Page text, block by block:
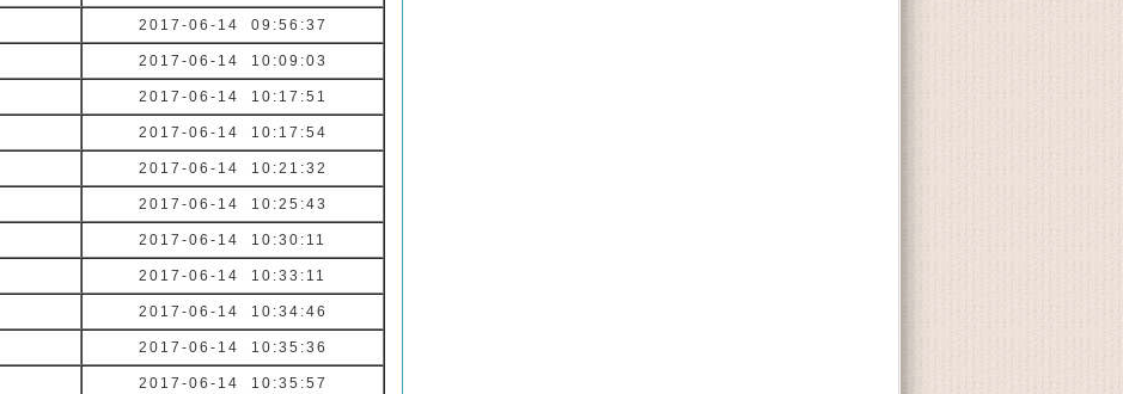
2017-06-14 09:56:37
2017-06-14 10:09:03
2017-06-14 10:17:51
2017-06-14 10:17:54
2017-06-14 10:21:32
2017-06-14 10:25:43
2017-06-14 10:30:11
2017-06-14 10:33:11
2017-06-14 10:34:46
2017-06-14 10:35:36
2017-06-14 10:35:57